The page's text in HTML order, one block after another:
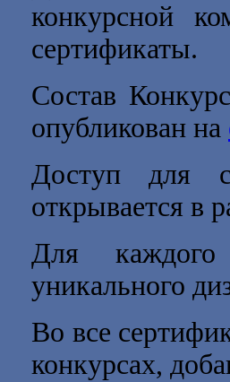
конкурсной
сертификаты.
Состав
опубликован на
Доступ для
открывается в
Для
уникального
Во все
конкурсах,